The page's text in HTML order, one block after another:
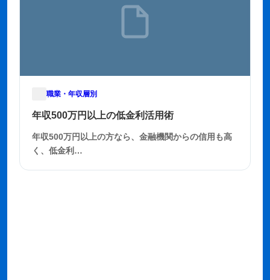
職業・年収層別
年収500万円以上の低金利活用術
年収500万円以上の方なら、金融機関からの信用も高
く、低金利…